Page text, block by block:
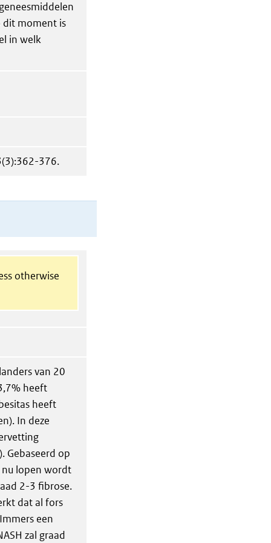
dit moment is
in welk
376.
otherwise
van 20
heeft
heeft
In deze
Gebaseerd op
nu lopen wordt
2-3 fibrose.
dat al fors
een
zal graad